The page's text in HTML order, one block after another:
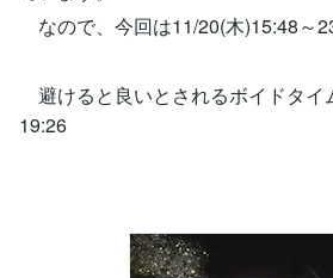
なので、今回は11/20(木)15:48～
避けると良いとされるボイドタイ
19:26